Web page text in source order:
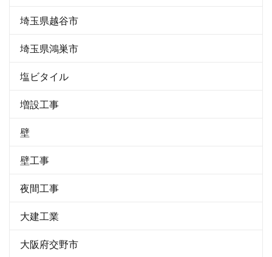
埼玉県越谷市
埼玉県鴻巣市
塩ビタイル
増設工事
壁
壁工事
夜間工事
大建工業
大阪府交野市